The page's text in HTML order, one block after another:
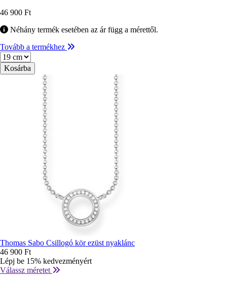
46 900 Ft
Néhány termék esetében az ár függ a mérettől.
Tovább a termékhez
Méret
Thomas Sabo Csillogó kör ezüst nyaklánc
46 900 Ft
Lépj be 15% kedvezményért
Válassz méretet